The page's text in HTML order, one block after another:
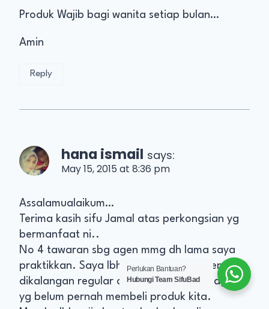
Produk Wajib bagi wanita setiap bulan…
Amin
Reply
hana ismail says:
May 15, 2015 at 8:36 pm
Assalamualaikum…
Terima kasih sifu Jamal atas perkongsian yg
bermanfaat ni..
No 4 tawaran sbg agen mmg dh lama saya
praktikkan. Saya lbh selesa jadikan agen
dikalangan regular customer dr kita cr agen
yg belum pernah membeli produk kita.
Perlukan Bantuan?
Hubungi Team SifuBad